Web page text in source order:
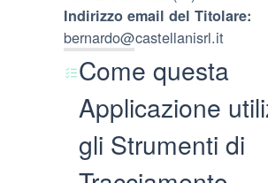
Indirizzo email del Titolare:
bernardo@castellanisrl.it
Come questa
Applicazione
gli Strumenti di